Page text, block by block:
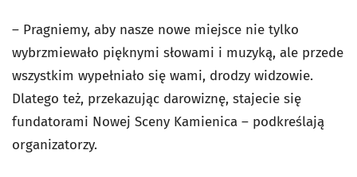
– Pragniemy, aby nasze nowe miejsce nie tylko
wybrzmiewało pięknymi słowami i muzyką, ale przede
wszystkim wypełniało się wami, drodzy widzowie.
Dlatego też, przekazując darowiznę, stajecie się
fundatorami Nowej Sceny Kamienica – podkreślają
organizatorzy.